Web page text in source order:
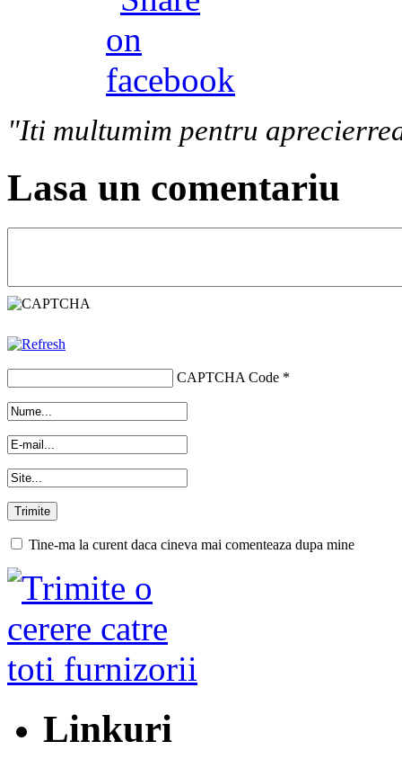
"Iti multumim pentru
Lasa un comentariu
CAPTCHA Code *
Tine-ma la curent daca cineva mai comenteaza dupa mine
Linkuri